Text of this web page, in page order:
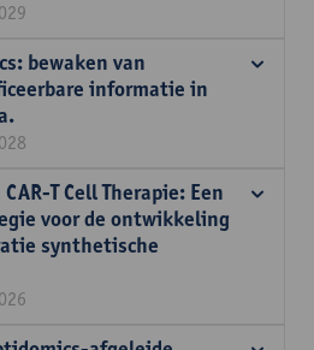
bewaken van
informatie in
T Cell Therapie: Een
voor de ontwikkeling
synthetische